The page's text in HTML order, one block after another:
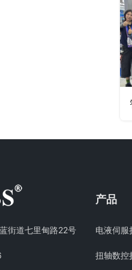
街道七里甸路22号
产品
电液伺服
扭轴数控